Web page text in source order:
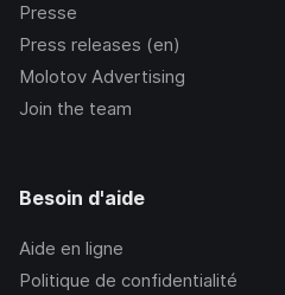
Presse
Press releases (en)
Molotov Advertising
Join the team
Besoin d'aide
Aide en ligne
Politique de confidentialité